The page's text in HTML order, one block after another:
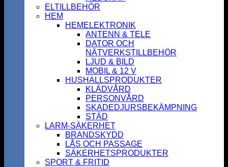
ELTILLBEHÖR
HEM
HEMELEKTRONIK
ANTENN & TELE
DATOR OCH
NÄTVERKSTILLBEHÖR
LJUD & BILD
MOBIL & 12 V
HUSHALLSPRODUKTER
KLÄDVÅRD
PERSONVÅRD
SKADEDJURSBEKÄMPNING
STÄD
LARM-SÄKERHET
BRANDSKYDD
LÅS OCH PASSAGE
SÄKERHETSPRODUKTER
SPORT & FRITID